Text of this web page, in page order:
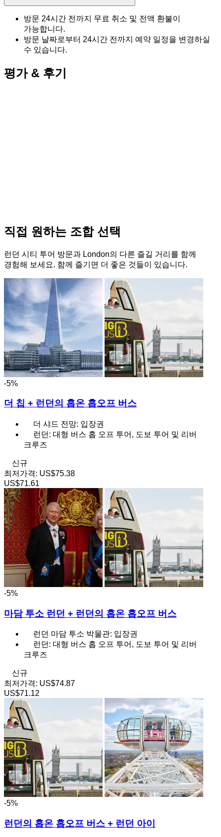
방문 24시간 전까지 무료 취소 및 전액 환불이
가능합니다.
방문 날짜로부터 24시간 전까지 예약 일정을 변경하실
수 있습니다.
평가 & 후기
직접 원하는 조합 선택
런던 시티 투어 방문과 London의 다른 즐길 거리를 함께
경험해 보세요. 함께 즐기면 더 좋은 것들이 있습니다.
-5%
더 칩 + 런던의 홉온 홉오프 버스
더 샤드 전망: 입장권
런던: 대형 버스 홉 오프 투어, 도보 투어 및 리버
크루즈
신규
최저가격: US$75.38
US$71.61
-5%
마담 투소 런던 + 런던의 홉온 홉오프 버스
런던 마담 투소 박물관: 입장권
런던: 대형 버스 홉 오프 투어, 도보 투어 및 리버
크루즈
신규
최저가격: US$74.87
US$71.12
-5%
런던의 홉온 홉오프 버스 + 런던 아이